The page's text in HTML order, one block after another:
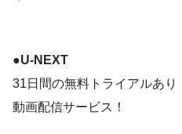
●U-NEXT
31日間の無料トライアルあ
動画配信サービス！